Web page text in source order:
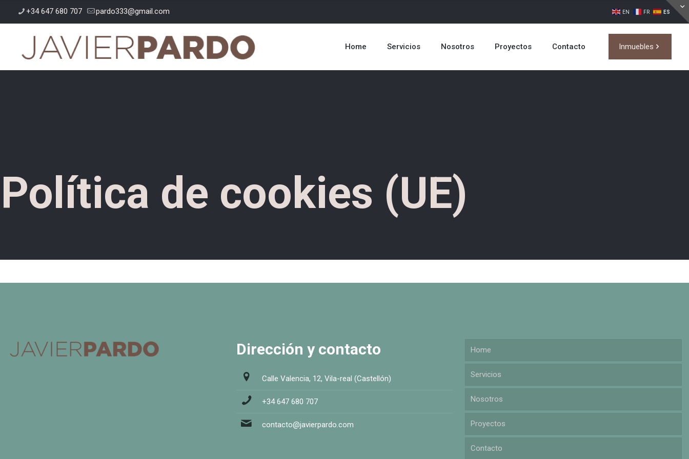
+34 647 680 707 pardo333@gmail.com EN FR ES
Home Servicios Nosotros Proyectos Contacto Inmuebles
Política de cookies (UE)
Dirección y contacto
Calle Valencia, 12, Vila-real (Castellón)
+34 647 680 707
contacto@javierpardo.com
Home
Servicios
Nosotros
Proyectos
Contacto